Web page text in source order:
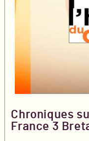
Chroniques
France 3